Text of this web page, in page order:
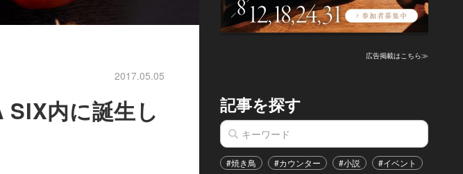
2017.05.05
内に誕生し
広告掲載はこちら≫
記事を探す
#焼き鳥 #カウンター #小説 #イベント